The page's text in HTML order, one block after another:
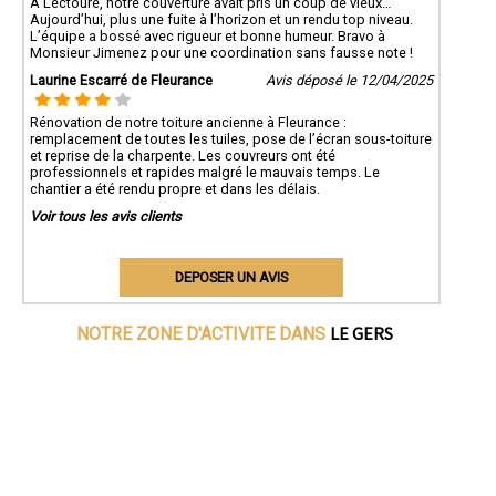
Aujourd’hui, plus une fuite à l’horizon et un rendu top niveau.
L’équipe a bossé avec rigueur et bonne humeur. Bravo à
Monsieur Jimenez pour une coordination sans fausse note !
Laurine Escarré de Fleurance
Avis déposé le 12/04/2025
Rénovation de notre toiture ancienne à Fleurance :
remplacement de toutes les tuiles, pose de l’écran sous-toiture
et reprise de la charpente. Les couvreurs ont été
professionnels et rapides malgré le mauvais temps. Le
chantier a été rendu propre et dans les délais.
Voir tous les avis clients
DEPOSER UN AVIS
NOTRE ZONE D'ACTIVITE DANS LE GERS